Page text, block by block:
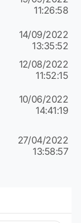
11:26:58
14/09/2022
13:35:52
12/08/2022
11:52:15
10/06/2022
14:41:19
27/04/2022
13:58:57